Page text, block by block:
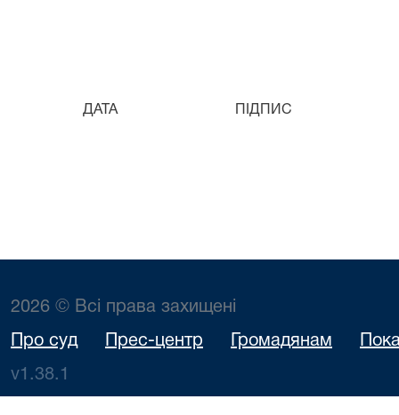
ДАТА ПІДПИС ПІБ
2026 © Всі права захищені
Про суд Прес-центр Громадянам
v1.38.1